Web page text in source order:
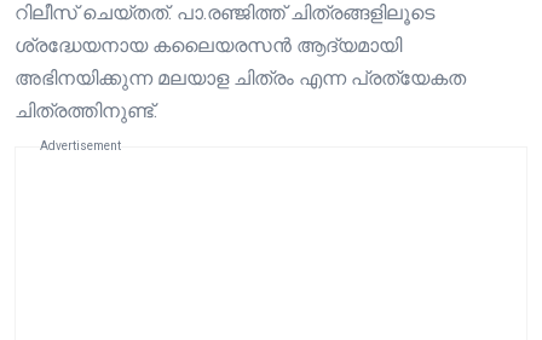
റിലീസ് ചെയ്തത്. പാ.രഞ്ജിത്ത് ചിത്രങ്ങളിലൂടെ
ശ്രദ്ധേയനായ കലൈയരസൻ ആദ്യമായി
അഭിനയിക്കുന്ന മലയാള ചിത്രം എന്ന പ്രത്യേകത
ചിത്രത്തിനുണ്ട്.
Advertisement